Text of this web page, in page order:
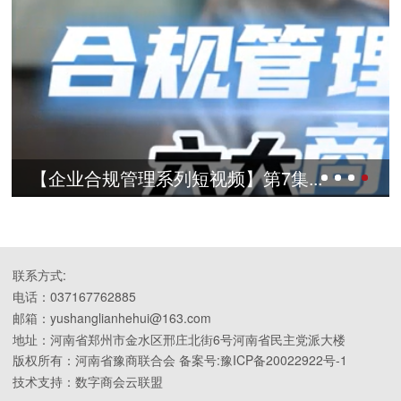
管理系列短视频】第9集... 【企业合
联系方式:
电话：037167762885
邮箱：yushanglianhehui@163.com
地址：河南省郑州市金水区邢庄北街6号河南省民主党派大楼
版权所有：河南省豫商联合会 备案号:豫ICP备20022922号-1
技术支持：数字商会云联盟